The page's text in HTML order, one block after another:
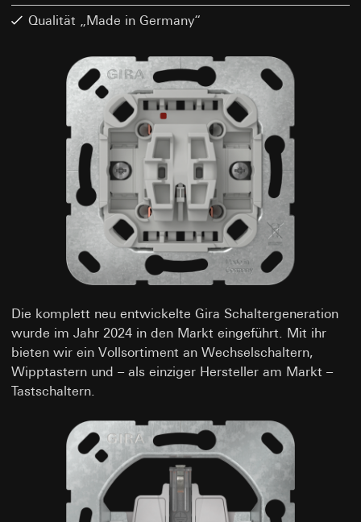
Qualität „Made in Germany“
Die komplett neu entwickelte Gira Schaltergeneration
wurde im Jahr 2024 in den Markt eingeführt. Mit ihr
bieten wir ein Vollsortiment an Wechselschaltern,
Wipptastern und – als einziger Hersteller am Markt –
Tastschaltern.